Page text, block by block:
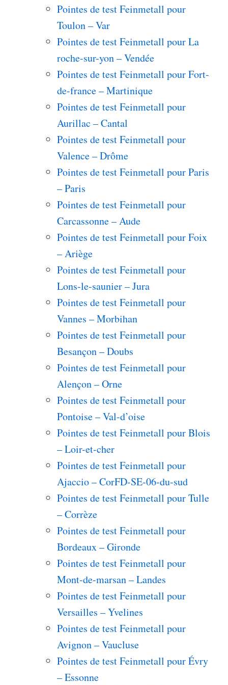
Pointes de test Feinmetall pour
Toulon – Var
Pointes de test Feinmetall pour La
roche-sur-yon – Vendée
Pointes de test Feinmetall pour Fort-
de-france – Martinique
Pointes de test Feinmetall pour
Aurillac – Cantal
Pointes de test Feinmetall pour
Valence – Drôme
Pointes de test Feinmetall pour Paris
– Paris
Pointes de test Feinmetall pour
Carcassonne – Aude
Pointes de test Feinmetall pour Foix
– Ariège
Pointes de test Feinmetall pour
Lons-le-saunier – Jura
Pointes de test Feinmetall pour
Vannes – Morbihan
Pointes de test Feinmetall pour
Besançon – Doubs
Pointes de test Feinmetall pour
Alençon – Orne
Pointes de test Feinmetall pour
Pontoise – Val-d’oise
Pointes de test Feinmetall pour Blois
– Loir-et-cher
Pointes de test Feinmetall pour
Ajaccio – CorFD-SE-06-du-sud
Pointes de test Feinmetall pour Tulle
– Corrèze
Pointes de test Feinmetall pour
Bordeaux – Gironde
Pointes de test Feinmetall pour
Mont-de-marsan – Landes
Pointes de test Feinmetall pour
Versailles – Yvelines
Pointes de test Feinmetall pour
Avignon – Vaucluse
Pointes de test Feinmetall pour Évry
– Essonne